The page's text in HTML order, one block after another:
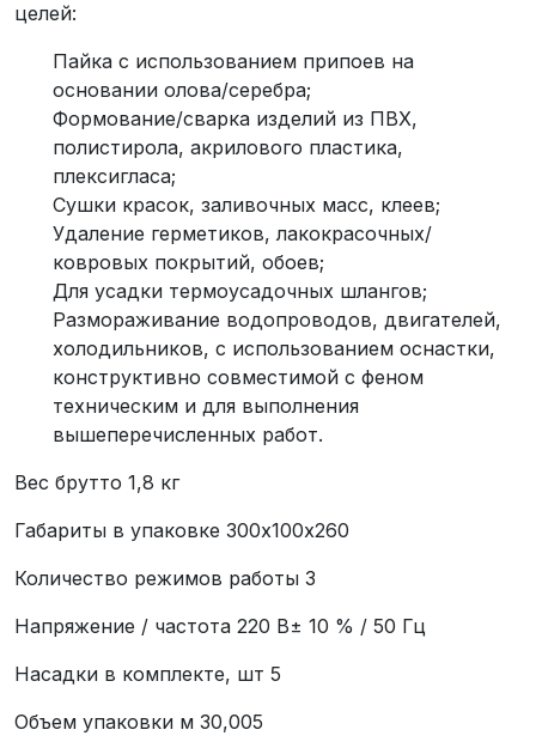
целей:
Пайка с использованием припоев на
основании олова/серебра;
Формование/сварка изделий из ПВХ,
полистирола, акрилового пластика,
плексигласа;
Сушки красок, заливочных масс, клеев;
Удаление герметиков, лакокрасочных/
ковровых покрытий, обоев;
Для усадки термоусадочных шлангов;
Размораживание водопроводов, двигателей,
холодильников, с использованием оснастки,
конструктивно совместимой с феном
техническим и для выполнения
вышеперечисленных работ.
Вес брутто 1,8 кг
Габариты в упаковке 300х100х260
Количество режимов работы 3
Напряжение / частота 220 В± 10 % / 50 Гц
Насадки в комплекте, шт 5
Объем упаковки м 30,005